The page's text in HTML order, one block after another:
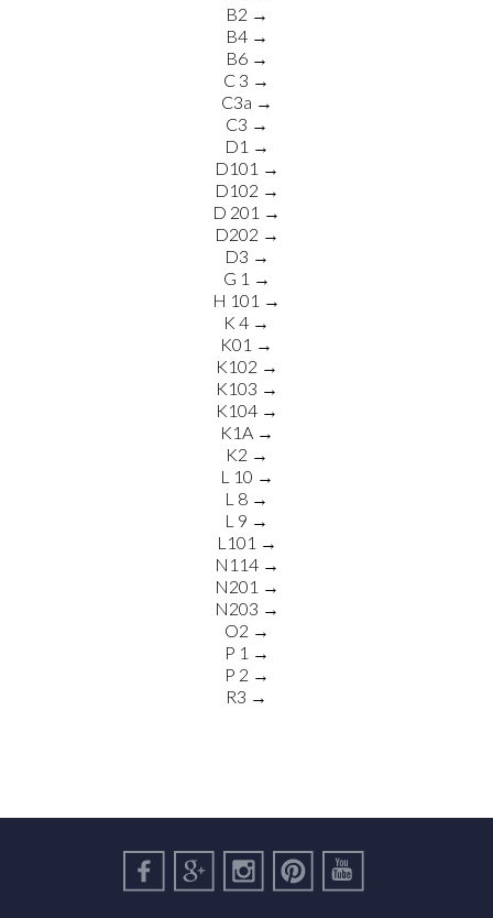
B2 →
B4 →
B6 →
C 3 →
C3a →
C3 →
D1 →
D101 →
D102 →
D 201 →
D202 →
D3 →
G 1 →
H 101 →
K 4 →
K01 →
K102 →
K103 →
K104 →
K1A →
K2 →
L 10 →
L 8 →
L 9 →
L101 →
N114 →
N201 →
N203 →
O2 →
P 1 →
P 2 →
R3 →